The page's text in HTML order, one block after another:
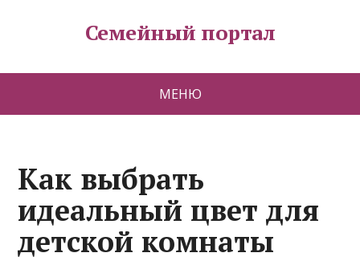
Семейный портал
МЕНЮ
Как выбрать
идеальный цвет для
детской комнаты